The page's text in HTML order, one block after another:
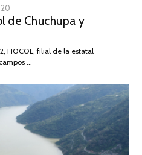
DE
2026
de Chuchupa y
HOCOL, filial de la estatal
…